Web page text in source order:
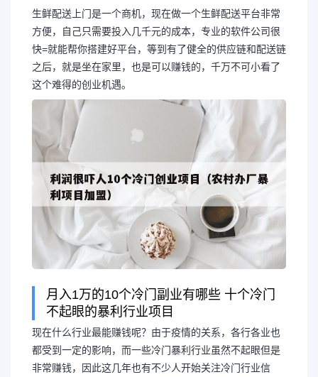
生鲜配送上门是一个商机，现在做一个生鲜配送平台非常
方便，自己只需要投入几千元的成本，专业的软件公司很
快=就能帮你搭建好平台，等到有了健全的供应链和配送链
之后，就是坐在家里，也是可以赚钱的，千万不可小看了
这个难得的创业机遇。
月入1万的10个冷门副业有哪些 十个冷门
不起眼的暴利行业项目
现在什么行业最能赚钱呢？由于疫情的关系，各行各业也
都受到一定的影响，而一些冷门暴利行业虽然不起眼但是
非常赚钱，因此这几年也有不少人开始关注冷门行业信